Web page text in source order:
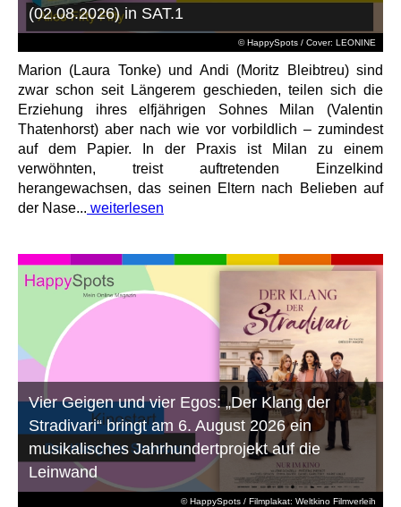
© HappySpots / Cover: LEONINE
(02.08.2026) in SAT.1
Marion (Laura Tonke) und Andi (Moritz Bleibtreu) sind
zwar schon seit Längerem geschieden, teilen sich die
Erziehung ihres elfjährigen Sohnes Milan (Valentin
Thatenhorst) aber nach wie vor vorbildlich – zumindest
auf dem Papier. In der Praxis ist Milan zu einem
verwöhnten, treist auftretenden Einzelkind
herangewachsen, das seinen Eltern nach Belieben auf
der Nase... weiterlesen
© HappySpots / Filmplakat: Weltkino Filmverleih
Vier Geigen und vier Egos: „Der Klang der
Stradivari“ bringt am 6. August 2026 ein
musikalisches Jahrhundertprojekt auf die
Leinwand